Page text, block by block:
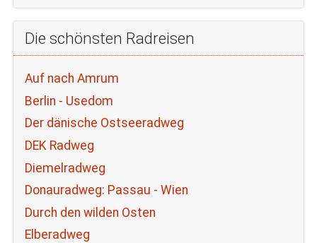
Die schönsten Radreisen
Auf nach Amrum
Berlin - Usedom
Der dänische Ostseeradweg
DEK Radweg
Diemelradweg
Donauradweg: Passau - Wien
Durch den wilden Osten
Elberadweg